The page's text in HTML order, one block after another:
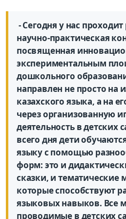
- Сегодня у нас
научно-практическая
посвященная
экспериментальным
дошкольного
направлен не просто на
казахского языка, а на
через организованную
деятельность в детских
всего дня дети
языку с помощью
форм: это и
сказки, и тематические
которые способствуют
языковых навыков. Все
проводимые в детских